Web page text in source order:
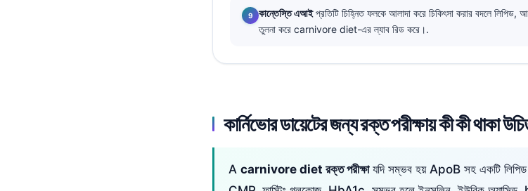
কান্তেস্তি এআইপ্রতিটি চিহ্নিত ফলকে আলাদা করে চিকিৎসা করার বদলে
তুলনা করে carnivore diet-এর ল্যাব রিড করে।.
কার্নিভোর ডায়েটের জন্য রক্ত পরীক্ষায় কী কী থাকা
A carnivore diet রক্ত পরীক্ষাযদি সম্ভব হয় ApoB সহ একটি লিপিড